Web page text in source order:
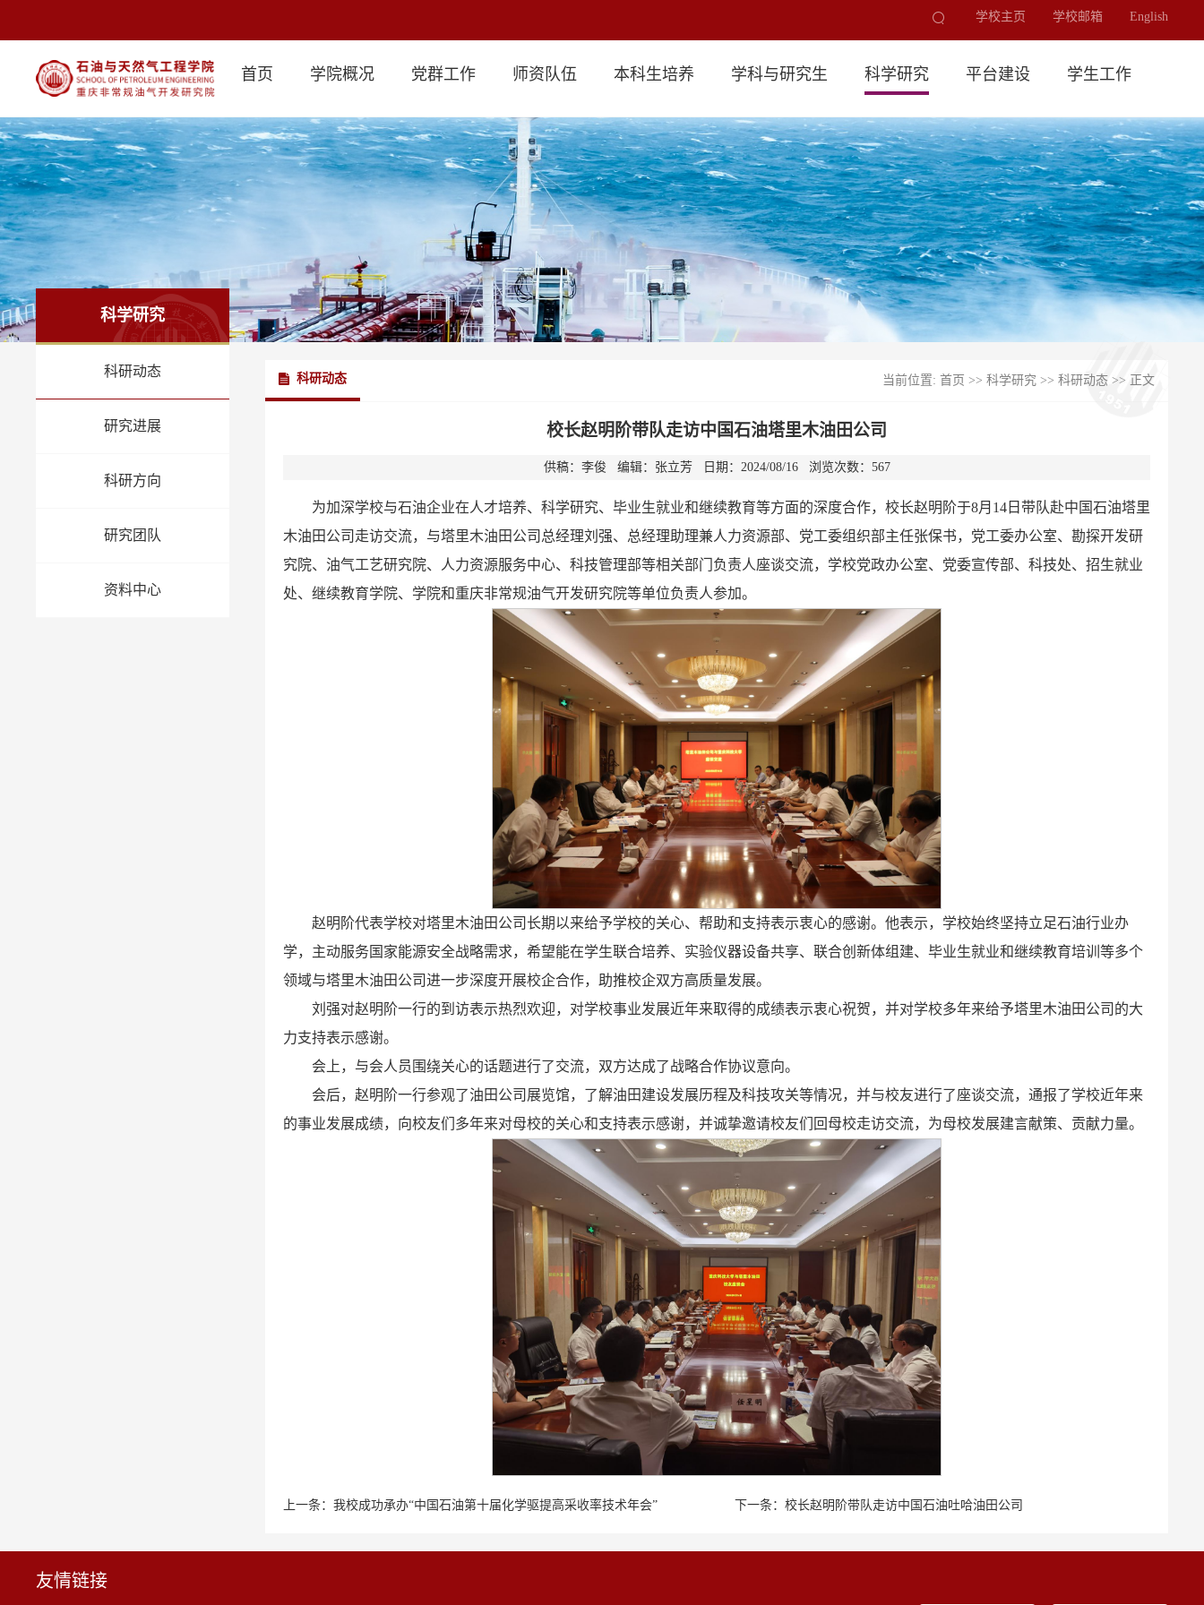
学校主页 学校邮箱 English
首页 学院概况 党群工作 师资队伍 本科生培养 学科与研究生 科学研究 平台建设 学生工作
科学研究
科研动态
研究进展
科研方向
研究团队
资料中心
科研动态 当前位置: 首页 >> 科学研究 >> 科研动态 >> 正文
校长赵明阶带队走访中国石油塔里木油田公司
供稿：李俊 编辑：张立芳 日期：2024/08/16 浏览次数： 567
为加深学校与石油企业在人才培养、科学研究、毕业生就业和继续教育等方面的深度合作，校长赵明阶于8月14日带队赴中国石油塔里
木油田公司走访交流，与塔里木油田公司总经理刘强、总经理助理兼人力资源部、党工委组织部主任张保书，党工委办公室、勘探开发研
究院、油气工艺研究院、人力资源服务中心、科技管理部等相关部门负责人座谈交流，学校党政办公室、党委宣传部、科技处、招生就业
处、继续教育学院、学院和重庆非常规油气开发研究院等单位负责人参加。
赵明阶代表学校对塔里木油田公司长期以来给予学校的关心、帮助和支持表示衷心的感谢。他表示，学校始终坚持立足石油行业办
学，主动服务国家能源安全战略需求，希望能在学生联合培养、实验仪器设备共享、联合创新体组建、毕业生就业和继续教育培训等多个
领域与塔里木油田公司进一步深度开展校企合作，助推校企双方高质量发展。
刘强对赵明阶一行的到访表示热烈欢迎，对学校事业发展近年来取得的成绩表示衷心祝贺，并对学校多年来给予塔里木油田公司的大
力支持表示感谢。
会上，与会人员围绕关心的话题进行了交流，双方达成了战略合作协议意向。
会后，赵明阶一行参观了油田公司展览馆，了解油田建设发展历程及科技攻关等情况，并与校友进行了座谈交流，通报了学校近年来
的事业发展成绩，向校友们多年来对母校的关心和支持表示感谢，并诚挚邀请校友们回母校走访交流，为母校发展建言献策、贡献力量。
上一条： 我校成功承办“中国石油第十届化学驱提高采收率技术年会” 下一条： 校长赵明阶带队走访中国石油吐哈油田公司
友情链接